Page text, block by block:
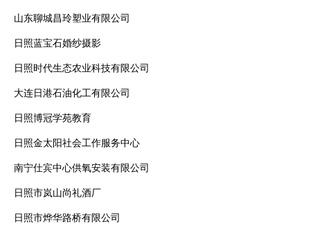
山东聊城昌玲塑业有限公司
日照蓝宝石婚纱摄影
日照时代生态农业科技有限公司
大连日港石油化工有限公司
日照博冠学苑教育
日照金太阳社会工作服务中心
南宁仕宾中心供氧安装有限公司
日照市岚山尚礼酒厂
日照市烨华路桥有限公司